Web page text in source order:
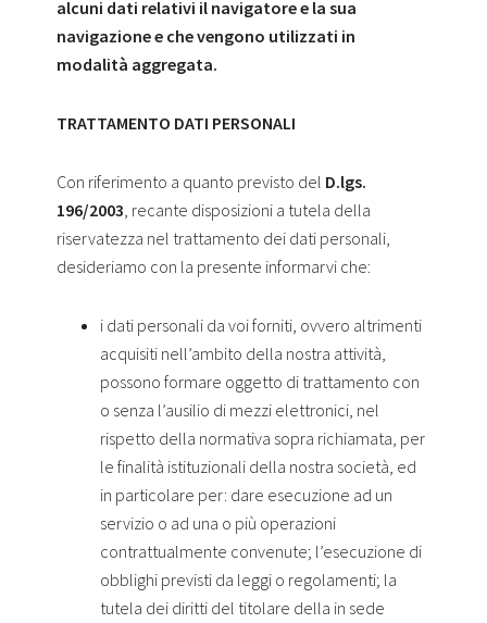
alcuni dati relativi il navigatore e la sua
navigazione e che vengono utilizzati in
modalità aggregata.
TRATTAMENTO DATI PERSONALI
Con riferimento a quanto previsto del D.lgs.
196/2003, recante disposizioni a tutela della
riservatezza nel trattamento dei dati personali,
desideriamo con la presente informarvi che:
i dati personali da voi forniti, ovvero altrimenti
acquisiti nell’ambito della nostra attività,
possono formare oggetto di trattamento con
o senza l’ausilio di mezzi elettronici, nel
rispetto della normativa sopra richiamata, per
le finalità istituzionali della nostra società, ed
in particolare per: dare esecuzione ad un
servizio o ad una o più operazioni
contrattualmente convenute; l’esecuzione di
obblighi previsti da leggi o regolamenti; la
tutela dei diritti del titolare della in sede